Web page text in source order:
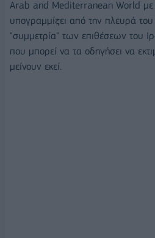
Arab and Mediterranean World με
υπογραμμίζει από την πλευρά
"συμμετρία" των επιθέσεων του
που μπορεί να τα οδηγήσει να
μείνουν εκεί.